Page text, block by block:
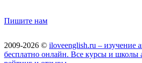
Пишите нам
2009-2026 © iloveenglish.ru – изучение
бесплатно онлайн. Все курсы и школы